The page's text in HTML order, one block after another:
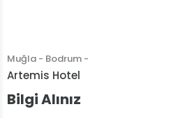
Muğla - Bodrum -
Artemis Hotel
Bilgi Alınız